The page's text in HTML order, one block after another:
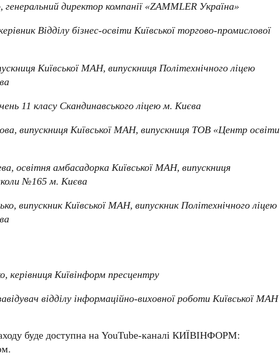
, генеральний директор компанії«ZAMMLER Україна»
Відділу бізнес-освіти Київської торгово-промислової
Київської МАН, випускницяПолітехнічного ліцею
11 класу Скандинавського ліцею м. Києва
, випускницяКиївської МАН, випускниця ТОВ «Центр освіти
, освітня амбасадоркаКиївської МАН, випускниця
№165 м. Києва
, випускникКиївської МАН, випускникПолітехнічного ліцею
, керівницяКиївінформ пресцентру
відділу інформаційно-виховної роботиКиївської МАН
буде доступна наYouTube-каналі КИЇВІНФОРМ:
.